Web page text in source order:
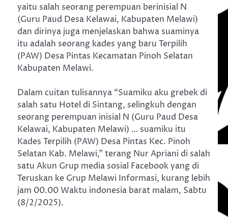
yaitu salah seorang perempuan berinisial N
(Guru Paud Desa Kelawai, Kabupaten Melawi)
dan dirinya juga menjelaskan bahwa suaminya
itu adalah seorang kades yang baru Terpilih
(PAW) Desa Pintas Kecamatan Pinoh Selatan
Kabupaten Melawi.
Dalam cuitan tulisannya “Suamiku aku grebek di
salah satu Hotel di Sintang, selingkuh dengan
seorang perempuan inisial N (Guru Paud Desa
Kelawai, Kabupaten Melawi) … suamiku itu
Kades Terpilih (PAW) Desa Pintas Kec. Pinoh
Selatan Kab. Melawi,” terang Nur Apriani di salah
satu Akun Grup media sosial Facebook yang di
Teruskan ke Grup Melawi Informasi, kurang lebih
jam 00.00 Waktu indonesia barat malam, Sabtu
(8/2/2025).